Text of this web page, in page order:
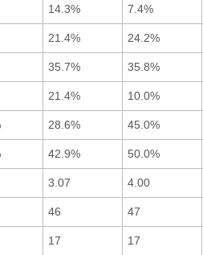
14.3% 7.4%
21.4% 24.2%
35.7% 35.8%
21.4% 10.0%
28.6% 45.0%
42.9% 50.0%
3.07 4.00
46 47
17 17